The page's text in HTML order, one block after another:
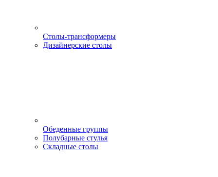
Столы-трансформеры
Дизайнерские столы
Обеденные группы
Полубарные стулья
Складные столы